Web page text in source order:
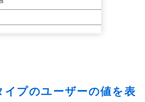
イプのユーザーの値を表